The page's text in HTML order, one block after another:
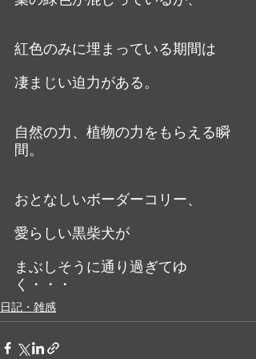
紅色のみに埋まっている期間は
凄まじい迫力がある。
自然の力、植物の力をもらえる瞬
間。
おとなしいボーダーコリー、
愛らしい黒柴犬が
まぶしそうに通り過ぎてゆ
く・・・
日記・雑感